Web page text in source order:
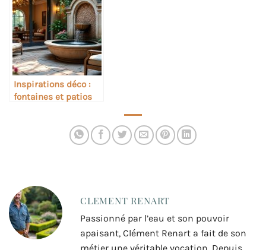
Inspirations déco :
fontaines et patios
CLEMENT RENART
Passionné par l’eau et son pouvoir
apaisant, Clément Renart a fait de son